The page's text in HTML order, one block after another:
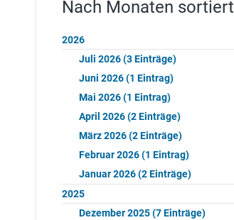
Nach Monaten sortiert
2026
Juli 2026 (3 Einträge)
Juni 2026 (1 Eintrag)
Mai 2026 (1 Eintrag)
April 2026 (2 Einträge)
März 2026 (2 Einträge)
Februar 2026 (1 Eintrag)
Januar 2026 (2 Einträge)
2025
Dezember 2025 (7 Einträge)